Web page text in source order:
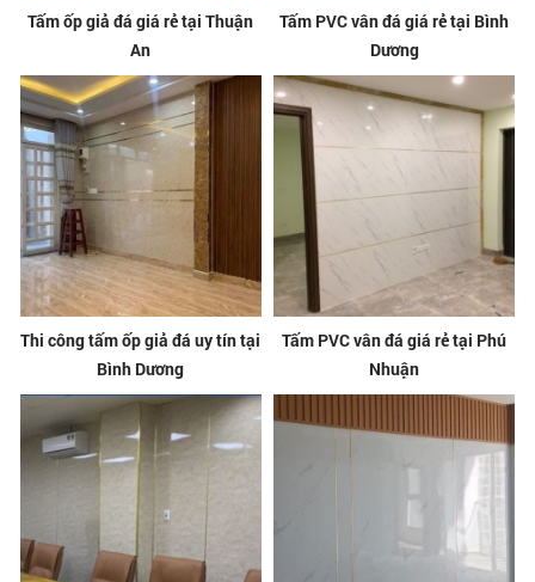
Tấm ốp giả đá giá rẻ tại Thuận
An
Tấm PVC vân đá giá rẻ tại Bình
Dương
Thi công tấm ốp giả đá uy tín tại
Bình Dương
Tấm PVC vân đá giá rẻ tại Phú
Nhuận